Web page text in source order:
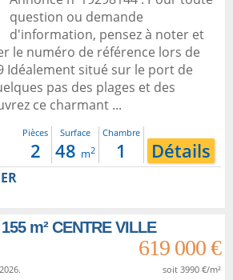
question ou demande
d'information, pensez à noter et
le numéro de référence lors de
Idéalement situé sur le port de
pas des plages et des
ce charmant ...
Pièces
2
Surface
48 m2
Chambre
1 Détails
m² CENTRE VILLE
619 000 €
soit 3990 €/m²